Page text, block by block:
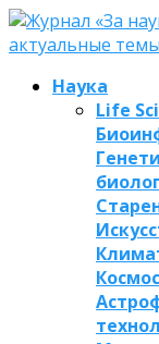
Наука
Life
Космос